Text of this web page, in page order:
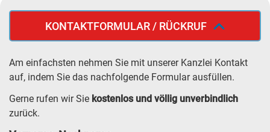
KONTAKTFORMULAR / RÜCKRUF
Am einfachsten nehmen Sie mit unserer Kanzlei Kontakt
auf, indem Sie das nachfolgende Formular ausfüllen.
Gerne rufen wir Sie kostenlos und völlig unverbindlich
zurück.